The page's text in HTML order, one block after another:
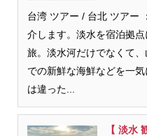
台湾 ツアー / 台北 ツアー
介します。淡水を宿泊拠
旅。淡水河だけでなくて
での新鮮な海鮮などを一
は違った...
【 淡水